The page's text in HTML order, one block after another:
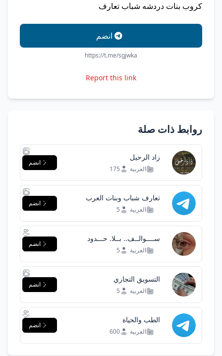
كروب بنات دردشه شباب تعارف
انضم
https://t.me/sgjwka
Report this link
روابط ذات صلة
زاد الرحيل
العربية 175
انضم
تعارف شباب وبنات العرب
العربية 5
انضم
ســــوالــف.. بــلا. حـــدود
العربية 5
انضم
التسويق التجاري
العربية 5
انضم
الطب والحياة
العربية 600
انضم